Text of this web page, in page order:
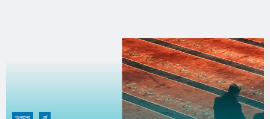
অন্যান্য ধর্ম